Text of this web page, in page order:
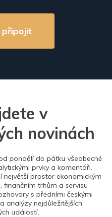
připojit
v
novinách
pondělí do pátku všeobecné
prvky a komentáři.
největší prostor ekonomickým
finančním trhům a servisu
s předními českými
analýzy nejdůležitějších
událostí.